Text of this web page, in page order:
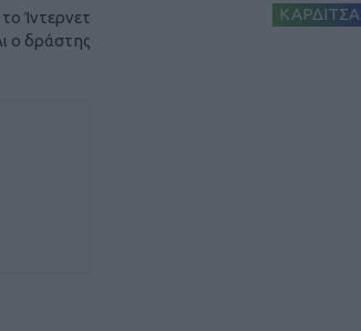
Ίντερνετ
ο δράστης
ΚΑΡΔΙΤΣΑ